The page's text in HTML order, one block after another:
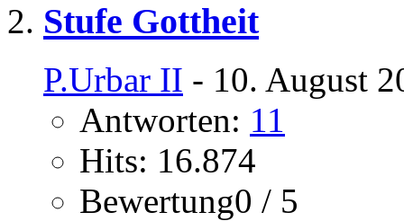
Stufe Gottheit
P.Urbar II - 10. August
Antworten: 11
Hits: 16.874
Bewertung0 / 5